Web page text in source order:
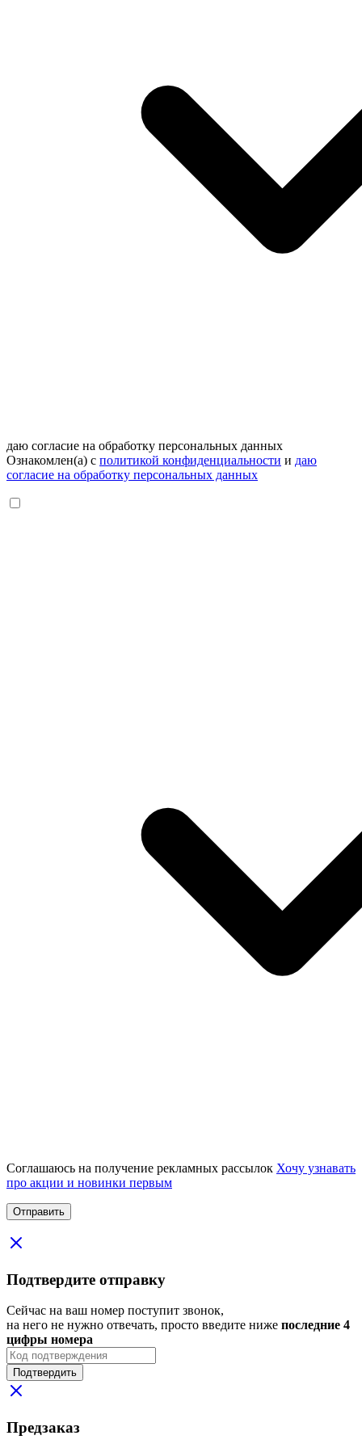
даю согласие на обработку персональных данных
Ознакомлен(а) с политикой конфиденциальности и даю
согласие на обработку персональных данных
Соглашаюсь на получение рекламных рассылок Хочу узнавать
про акции и новинки первым
Подтвердите отправку
Сейчас на ваш номер поступит звонок,
на него не нужно отвечать, просто введите ниже последние 4
цифры номера
Подтвердить
Предзаказ